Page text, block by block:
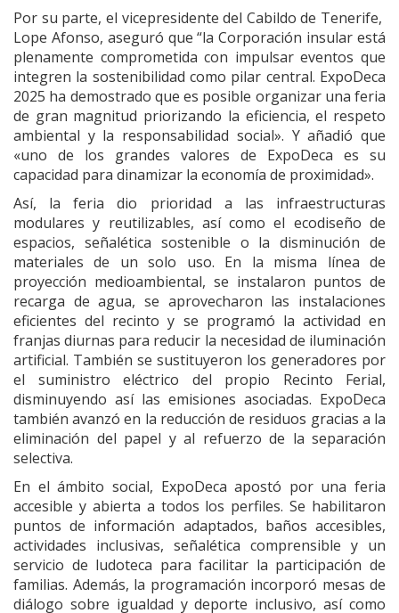
Por su parte, el vicepresidente del Cabildo de Tenerife,
Lope Afonso, aseguró que “la Corporación insular está
plenamente comprometida con impulsar eventos que
integren la sostenibilidad como pilar central. ExpoDeca
2025 ha demostrado que es posible organizar una feria
de gran magnitud priorizando la eficiencia, el respeto
ambiental y la responsabilidad social». Y añadió que
«uno de los grandes valores de ExpoDeca es su
capacidad para dinamizar la economía de proximidad».
Así, la feria dio prioridad a las infraestructuras
modulares y reutilizables, así como el ecodiseño de
espacios, señalética sostenible o la disminución de
materiales de un solo uso. En la misma línea de
proyección medioambiental, se instalaron puntos de
recarga de agua, se aprovecharon las instalaciones
eficientes del recinto y se programó la actividad en
franjas diurnas para reducir la necesidad de iluminación
artificial. También se sustituyeron los generadores por
el suministro eléctrico del propio Recinto Ferial,
disminuyendo así las emisiones asociadas. ExpoDeca
también avanzó en la reducción de residuos gracias a la
eliminación del papel y al refuerzo de la separación
selectiva.
En el ámbito social, ExpoDeca apostó por una feria
accesible y abierta a todos los perfiles. Se habilitaron
puntos de información adaptados, baños accesibles,
actividades inclusivas, señalética comprensible y un
servicio de ludoteca para facilitar la participación de
familias. Además, la programación incorporó mesas de
diálogo sobre igualdad y deporte inclusivo, así como